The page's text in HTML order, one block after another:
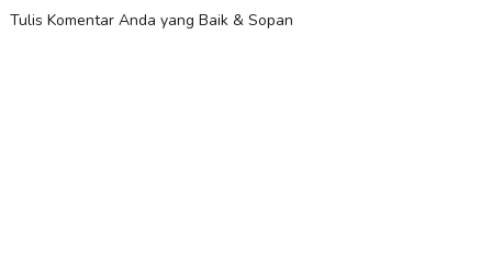
Tulis Komentar Anda yang Baik & Sopan